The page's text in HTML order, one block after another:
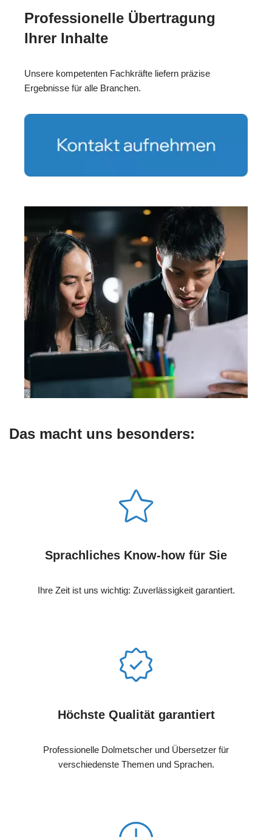
Professionelle Übertragung
Ihrer Inhalte
Unsere kompetenten Fachkräfte liefern präzise
Ergebnisse für alle Branchen.
Das macht uns besonders:
Sprachliches Know-how für Sie
Ihre Zeit ist uns wichtig: Zuverlässigkeit garantiert.
Höchste Qualität garantiert
Professionelle Dolmetscher und Übersetzer für
verschiedenste Themen und Sprachen.